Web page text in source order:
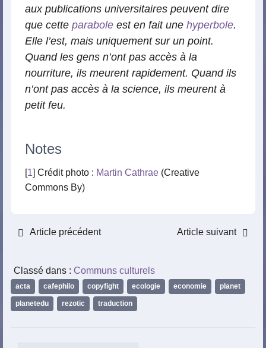
aux publications universitaires peuvent dire
que cette parabole est en fait une hyperbole.
Elle l’est, mais uniquement sur un point.
Quand les gens n’ont pas accès à la
nourriture, ils meurent rapidement. Quand ils
n’ont pas accès à la science, ils meurent à
petit feu.
Notes
[1] Crédit photo : Martin Cathrae (Creative
Commons By)
Article précédent Article suivant
Classé dans : Communs culturels
acta cafephilo copyfight ecologie economie planet
planetedu rezotic traduction